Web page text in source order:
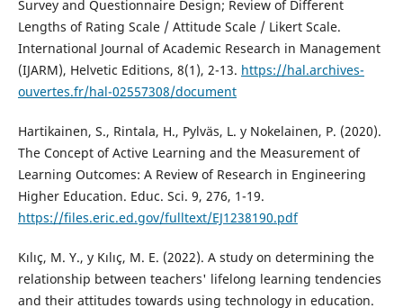
Survey and Questionnaire Design; Review of Different
Lengths of Rating Scale / Attitude Scale / Likert Scale.
International Journal of Academic Research in Management
(IJARM), Helvetic Editions, 8(1), 2-13. https://hal.archives-
ouvertes.fr/hal-02557308/document
Hartikainen, S., Rintala, H., Pylväs, L. y Nokelainen, P. (2020).
The Concept of Active Learning and the Measurement of
Learning Outcomes: A Review of Research in Engineering
Higher Education. Educ. Sci. 9, 276, 1-19.
https://files.eric.ed.gov/fulltext/EJ1238190.pdf
Kılıç, M. Y., y Kılıç, M. E. (2022). A study on determining the
relationship between teachers' lifelong learning tendencies
and their attitudes towards using technology in education.